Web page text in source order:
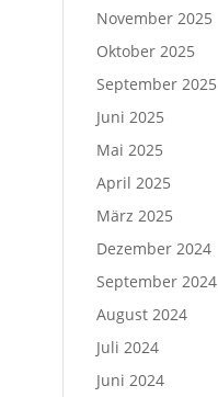
November 2025
Oktober 2025
September 2025
Juni 2025
Mai 2025
April 2025
März 2025
Dezember 2024
September 2024
August 2024
Juli 2024
Juni 2024